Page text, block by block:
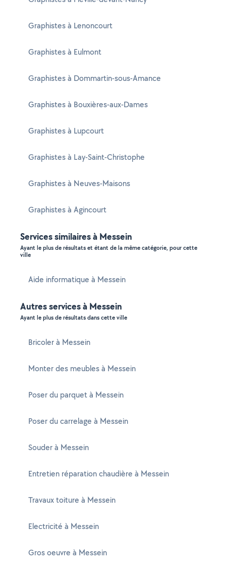
Graphistes à Lenoncourt
Graphistes à Eulmont
Graphistes à Dommartin-sous-Amance
Graphistes à Bouxières-aux-Dames
Graphistes à Lupcourt
Graphistes à Lay-Saint-Christophe
Graphistes à Neuves-Maisons
Graphistes à Agincourt
Services similaires à Messein
Ayant le plus de résultats et étant de la même catégorie, pour cette
ville
Aide informatique à Messein
Autres services à Messein
Ayant le plus de résultats dans cette ville
Bricoler à Messein
Monter des meubles à Messein
Poser du parquet à Messein
Poser du carrelage à Messein
Souder à Messein
Entretien réparation chaudière à Messein
Travaux toiture à Messein
Electricité à Messein
Gros oeuvre à Messein